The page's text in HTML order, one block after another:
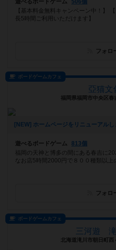
遊べるボードゲーム
506個
【基本料金無料キャンペーン中！】
長5時間ご利用いただけます】
フォロ
ボードゲームカフェ
亞猫文
福岡県福岡市中央区春
遊べるボードゲーム
813個
福岡の天神と博多の間にある春吉に
なお店5時間2000円で８００種類以上
フォロ
ボードゲームカフェ
三河遊
北海道滝川市朝日町